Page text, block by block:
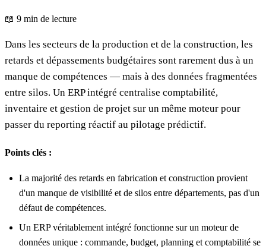
📖 9 min de lecture
Dans les secteurs de la production et de la construction, les
retards et dépassements budgétaires sont rarement dus à un
manque de compétences — mais à des données fragmentées
entre silos. Un ERP intégré centralise comptabilité,
inventaire et gestion de projet sur un même moteur pour
passer du reporting réactif au pilotage prédictif.
Points clés :
La majorité des retards en fabrication et construction provient
d'un manque de visibilité et de silos entre départements, pas d'un
défaut de compétences.
Un ERP véritablement intégré fonctionne sur un moteur de
données unique : commande, budget, planning et comptabilité se